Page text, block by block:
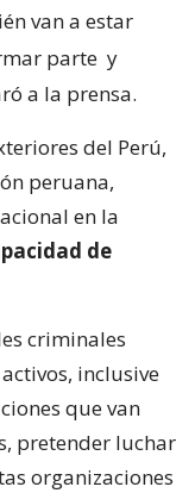
van a estar
parte y
a la prensa.
del Perú,
peruana,
en la
de
criminales
inclusive
que van
pretender luchar
organizaciones